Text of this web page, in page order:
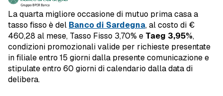
La quarta migliore occasione di mutuo prima casa a
tasso fisso è del Banco di Sardegna, al costo di €
460,28 al mese, Tasso Fisso 3,70% e Taeg 3,95%,
condizioni promozionali valide per richieste presentate
in filiale entro 15 giorni dalla presente comunicazione e
stipulate entro 60 giorni di calendario dalla data di
delibera.